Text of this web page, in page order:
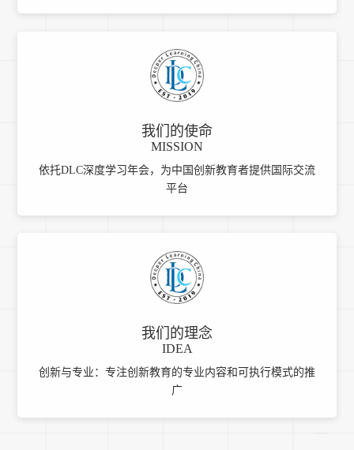
我们的使命
MISSION
依托DLC深度学习年会，为中国创新教育者提供国际交流
平台
我们的理念
IDEA
创新与专业：专注创新教育的专业内容和可执行模式的推
广